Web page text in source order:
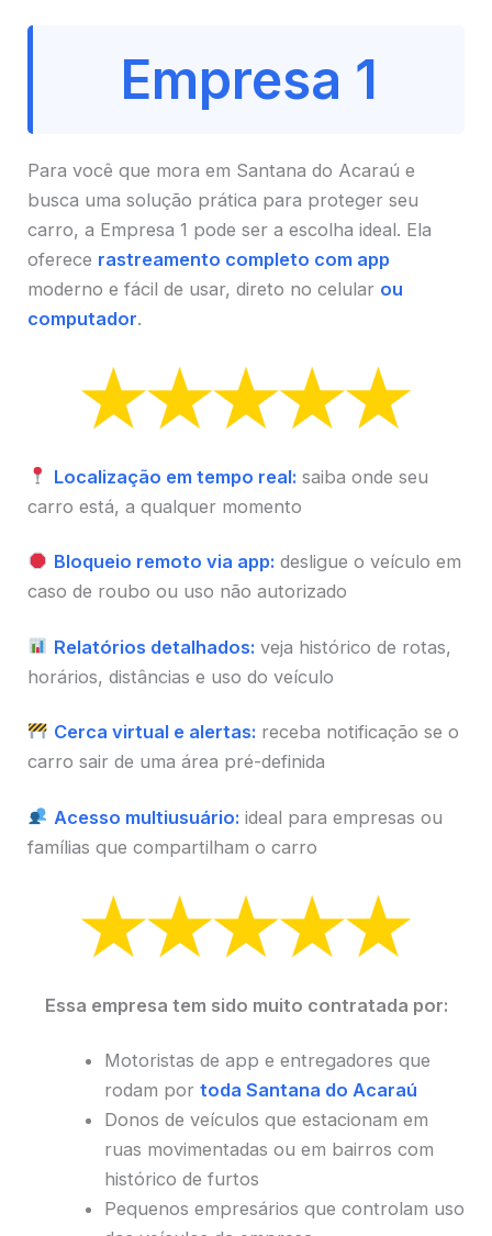
Empresa 1
Para você que mora em Santana do Acaraú e
busca uma solução prática para proteger seu
carro, a Empresa 1 pode ser a escolha ideal. Ela
oferece rastreamento completo com app
moderno e fácil de usar, direto no celular ou
computador.
Localização em tempo real: saiba onde seu
carro está, a qualquer momento
Bloqueio remoto via app: desligue o veículo em
caso de roubo ou uso não autorizado
Relatórios detalhados: veja histórico de rotas,
horários, distâncias e uso do veículo
Cerca virtual e alertas: receba notificação se o
carro sair de uma área pré-definida
Acesso multiusuário: ideal para empresas ou
famílias que compartilham o carro
Essa empresa tem sido muito contratada por:
Motoristas de app e entregadores que
rodam por toda Santana do Acaraú
Donos de veículos que estacionam em
ruas movimentadas ou em bairros com
histórico de furtos
Pequenos empresários que controlam uso